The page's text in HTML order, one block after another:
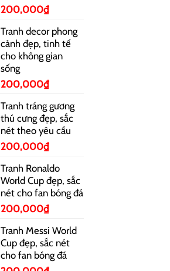
200,000₫
Tranh decor phong
cảnh đẹp, tinh tế
cho không gian
sống
200,000₫
Tranh tráng gương
thú cưng đẹp, sắc
nét theo yêu cầu
200,000₫
Tranh Ronaldo
World Cup đẹp, sắc
nét cho fan bóng đá
200,000₫
Tranh Messi World
Cup đẹp, sắc nét
cho fan bóng đá